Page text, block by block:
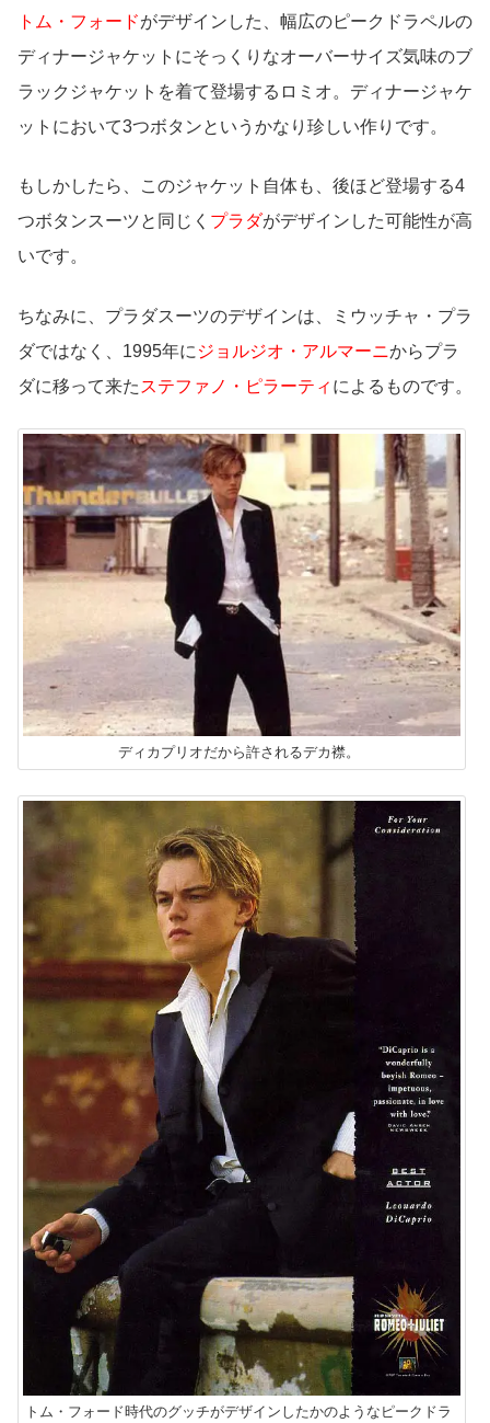
トム・フォードがデザインした、幅広のピークドラペルの
ディナージャケットにそっくりなオーバーサイズ気味のブ
ラックジャケットを着て登場するロミオ。ディナージャケ
ットにおいて3つボタンというかなり珍しい作りです。
もしかしたら、このジャケット自体も、後ほど登場する4
つボタンスーツと同じく プラダがデザインした可能性が高
いです。
ちなみに、プラダスーツのデザインは、ミウッチャ・プラ
ダではなく、1995年に ジョルジオ・アルマーニからプラ
ダに移って来た ステファノ・ピラーティ によるものです。
ディカプリオだから許されるデカ襟。
トム・フォード時代のグッチがデザインしたかのようなピークドラ